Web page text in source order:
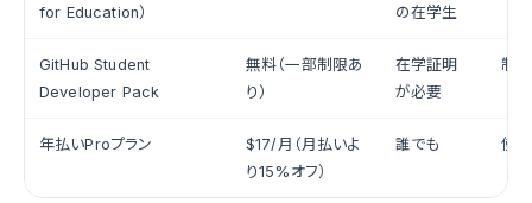
for Education）
の在学生
GitHub Student
Developer Pack
無料（一部制限あ
り）
在学証明
が必要
制
年払いProプラン
$17/月（月払いよ
り15%オフ）
誰でも 使